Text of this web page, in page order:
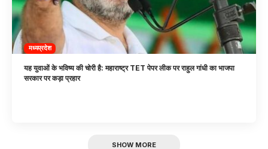
मध्यप्रदेश
यह युवाओं के भविष्य की चोरी है: महाराष्ट्र TET पेपर लीक पर राहुल गांधी का भाजपा
सरकार पर कड़ा प्रहार
SHOW MORE